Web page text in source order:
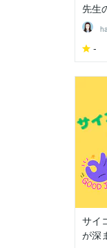
先生
-
サイ
が深